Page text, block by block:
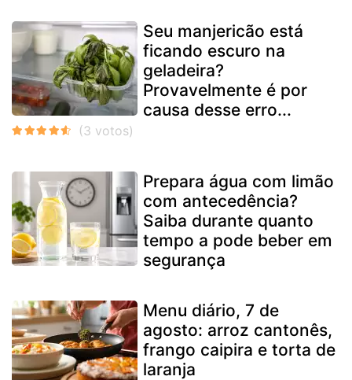
Seu manjericão está
ficando escuro na
geladeira?
Provavelmente é por
causa desse erro...
Prepara água com limão
com antecedência?
Saiba durante quanto
tempo a pode beber em
segurança
Menu diário, 7 de
agosto: arroz cantonês,
frango caipira e torta de
laranja